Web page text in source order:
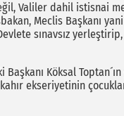
Valiler dahil istisnai
Meclis Başkanı
sınavsız
Köksal
ekseriyetinin